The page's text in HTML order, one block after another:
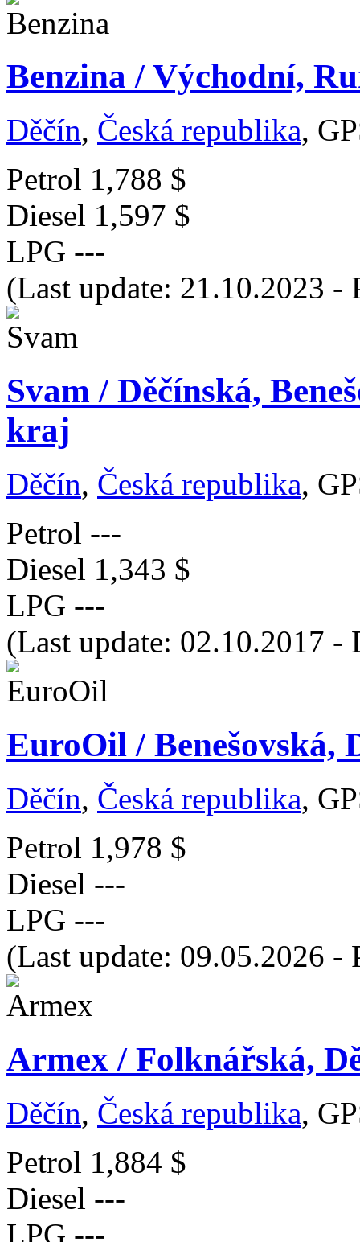
Benzina / Východní,
Děčín, Česká republika,
Petrol 1,788 $
Diesel 1,597 $
LPG ---
(Last update: 21.10.2023 -
Svam / Děčínská,
kraj
Děčín, Česká republika,
Petrol ---
Diesel 1,343 $
LPG ---
(Last update: 02.10.2017 -
EuroOil / Benešovská,
Děčín, Česká republika,
Petrol 1,978 $
Diesel ---
LPG ---
(Last update: 09.05.2026 -
Armex / Folknářská,
Děčín, Česká republika,
Petrol 1,884 $
Diesel ---
LPG ---